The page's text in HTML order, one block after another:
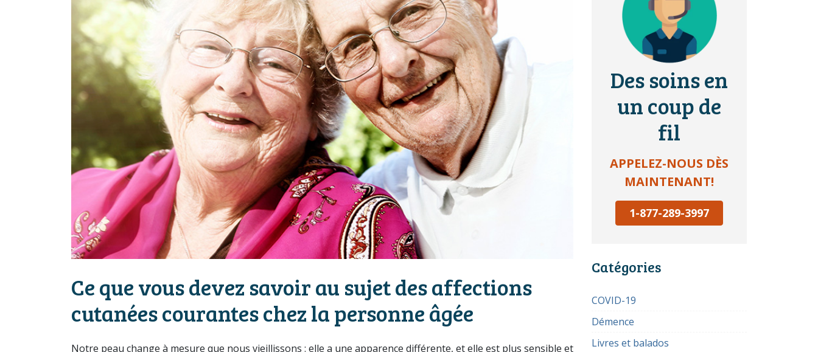
Ce que vous devez savoir au sujet des affections
cutanées courantes chez la personne âgée
Notre peau change à mesure que nous vieillissons : elle a une apparence différente, et elle est plus sensible et
Des soins en
un coup de
fil
APPELEZ-NOUS DÈS
MAINTENANT!
1-877-289-3997
Catégories
COVID-19
Démence
Livres et balados